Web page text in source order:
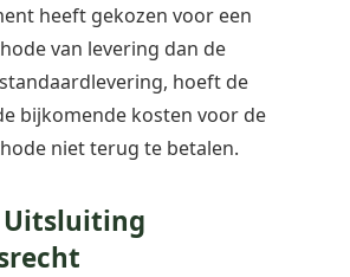
heeft gekozen voor een
van levering dan de
hoeft de
bijkomende kosten voor de
niet terug te betalen.
Uitsluiting